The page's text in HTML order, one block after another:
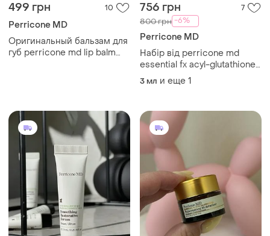
499 грн 10
Perricone MD
Оригинальный бальзам для
губ perricone md lip balm
756 грн 7
800 грн -6%
Perricone MD
Набір від perricone md
essential fx acyl-glutathione
chia facial oil
3 мл и еще 1